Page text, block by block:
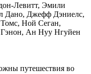
Левитт, Эмили
Дано, Джефф Дэниелс,
Томс, Ной Сеган,
Ан Нуу Нгуйен
путешествия во